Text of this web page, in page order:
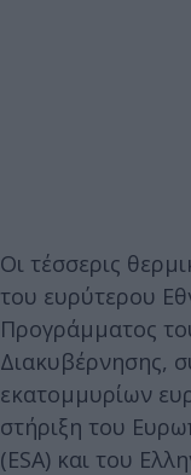
Οι τέσσερις
του ευρύτερου
Προγράμματος
Διακυβέρνησης,
εκατομμυρίων
στήριξη του
(ESA) και του